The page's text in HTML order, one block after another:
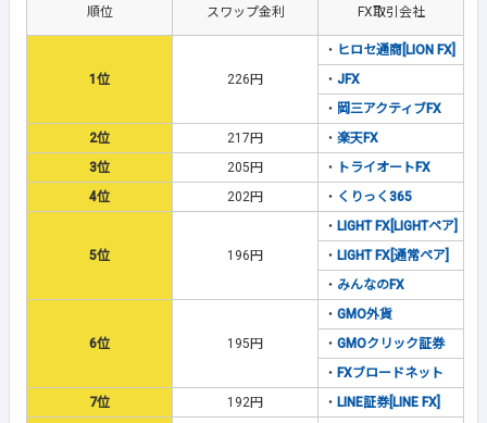
順位 スワップ金利 FX取引会社
1位 226円
・ ヒロセ通商[LION FX]
・ JFX
・ 岡三アクティブFX
2位
217円 ・ 楽天FX
3位
205円 ・
トライオートFX
4位
202円 ・ くりっく365
5位 196円
・ LIGHT FX[LIGHTペア]
・ LIGHT FX[通常ペア]
・ みんなのFX
6位 195円
・ GMO外貨
・ GMOクリック証券
・ FXブロードネット
7位
192円 ・ LINE証券[LINE FX]